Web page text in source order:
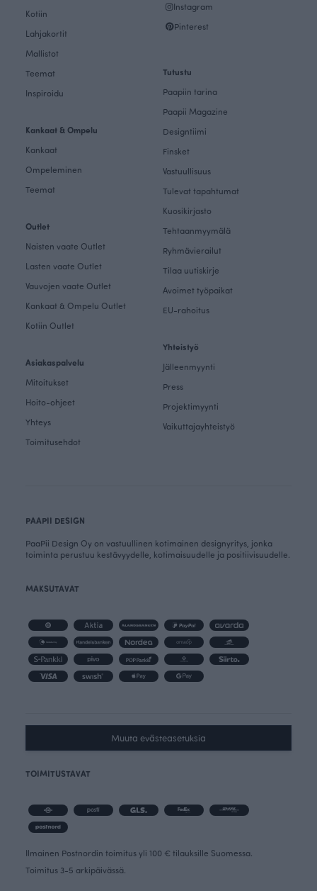
Kotiin
Lahjakortit
Mallistot
Teemat
Inspiroidu
Kankaat & Ompelu
Kankaat
Ompeleminen
Teemat
Outlet
Naisten vaate Outlet
Lasten vaate Outlet
Vauvojen vaate Outlet
Kankaat & Ompelu Outlet
Kotiin Outlet
Asiakaspalvelu
Mitoitukset
Hoito-ohjeet
Yhteys
Toimitusehdot
Instagram
Pinterest
Tutustu
Paapiin tarina
Paapii Magazine
Designtiimi
Finsket
Vastuullisuus
Tulevat tapahtumat
Kuosikirjasto
Tehtaanmyymälä
Ryhmävierailut
Tilaa uutiskirje
Avoimet työpaikat
EU-rahoitus
Yhteistyö
Jälleenmyynti
Press
Projektimyynti
Vaikuttajayhteistyö
PAAPII DESIGN
PaaPii Design Oy on vastuullinen kotimainen designyritys, jonka
toiminta perustuu kestävyydelle, kotimaisuudelle ja positiivisuudelle.
MAKSUTAVAT
Muuta evästeasetuksia
TOIMITUSTAVAT
Ilmainen Postnordin toimitus yli 100 € tilauksille Suomessa.
Toimitus 3-5 arkipäivässä.